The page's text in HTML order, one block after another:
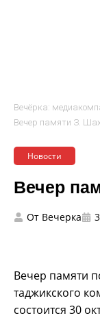
Вечёрка:
Вечер памяти З.
Новости
Вечер
От Вечерка
Вечер памяти
таджикского
состоится 30